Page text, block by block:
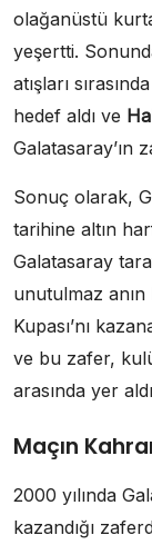
olağanüstü
yeşertti.
atışları
hedef aldı ve
Galatasaray’ın
Sonuç olarak,
tarihine altın
Galatasaray
unutulmaz
Kupası’nı
ve bu zafer,
arasında yer
Maçın
2000 yılında
kazandığı